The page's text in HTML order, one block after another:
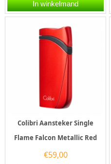
op butaangas en is...
In winkelmand
Colibri Aansteker Single
Flame Falcon Metallic Red
€59,00